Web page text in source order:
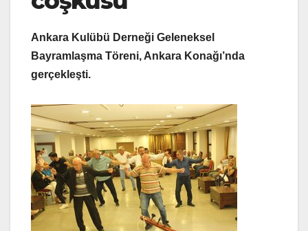
Ankara Kulübü Derneği Geleneksel
Bayramlaşma Töreni, Ankara Konağı’nda
gerçekleşti.